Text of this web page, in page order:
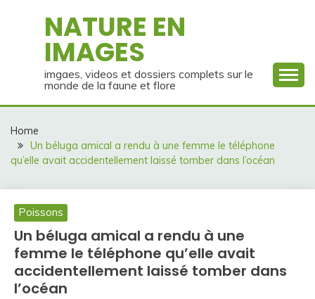
NATURE EN
IMAGES
imgaes, videos et dossiers complets sur le
monde de la faune et flore
Home
Un béluga amical a rendu à une femme le téléphone
qu’elle avait accidentellement laissé tomber dans l’océan
Poissons
Un béluga amical a rendu à une
femme le téléphone qu’elle avait
accidentellement laissé tomber dans
l’océan